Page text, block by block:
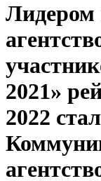
Лидером
2021»
2022